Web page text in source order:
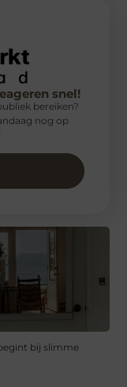
bij slimme
snel!
bereiken?
nog op